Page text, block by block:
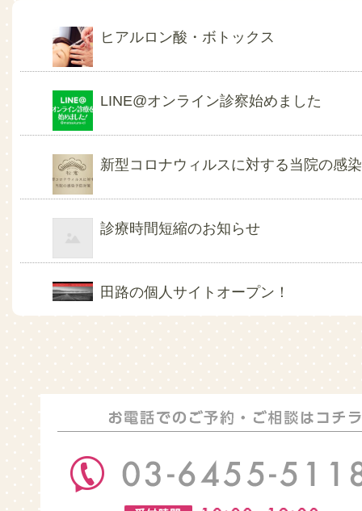
ヒアルロン酸・ボトックス
LINE@オンライン診察始めました
新型コロナウィルスに対する当院の感
診療時間短縮のお知らせ
田路の個人サイトオープン！